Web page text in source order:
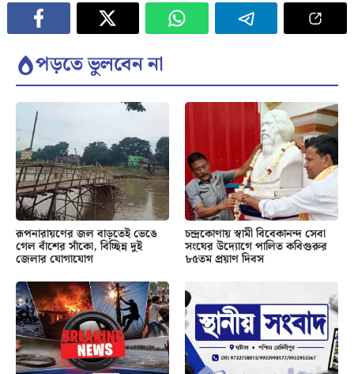
পড়তে ভুলবেন না
রূপনারায়ণের জল বাড়তেই ভেঙে
গেল বাঁশের সাঁকো, বিচ্ছিন্ন দুই
জেলার যোগাযোগ
চন্দ্রকোণায় স্বামী বিবেকানন্দ সেবা
সংঘের উদ্যোগে পালিত কবিগুরুর
৮৫তম প্রয়াণ দিবস